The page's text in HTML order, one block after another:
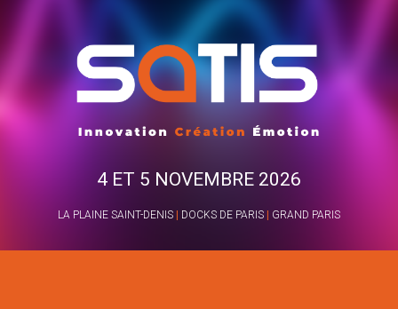
4 ET 5 NOVEMBRE 2026
LA PLAINE SAINT-DENIS DOCKS DE PARIS GRAND PARIS